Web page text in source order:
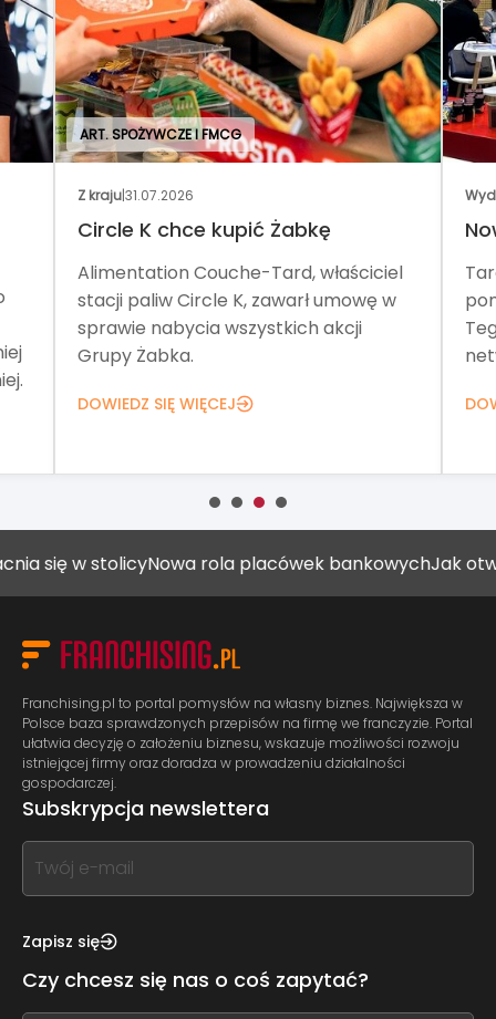
ART. SPOŻYWCZE I FMCG
Z kraju|31.07.2026
Circle K chce kupić Żabkę
Alimentation Couche-Tard, właściciel
stacji paliw Circle K, zawarł umowę w
sprawie nabycia wszystkich akcji
Grupy Żabka.
DOWIEDZ SIĘ WIĘCEJ
stolicyNowa rola placówek bankowychJak otworzyć
Franchising.pl to portal pomysłów na własny biznes. Największa w
Polsce baza sprawdzonych przepisów na firmę we franczyzie. Portal
ułatwia decyzję o założeniu biznesu, wskazuje możliwości rozwoju
istniejącej firmy oraz doradza w prowadzeniu działalności
gospodarczej.
Subskrypcja newslettera
If
you
this,
this
Zapisz się
Czy chcesz się nas o coś zapytać?